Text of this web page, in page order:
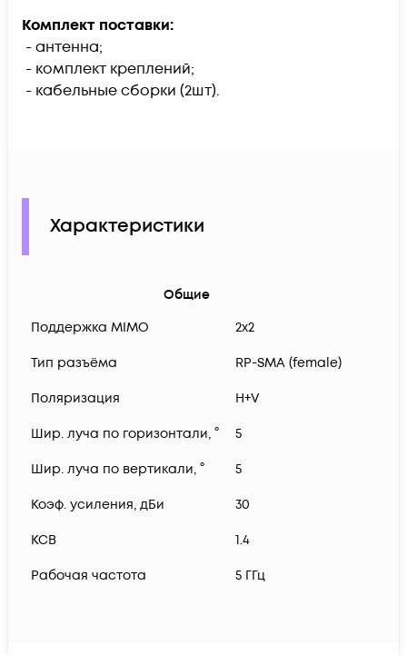
Комплект поставки:
- антенна;
- комплект креплений;
- кабельные сборки (2шт).
Характеристики
Общие
Поддержка MIMO
2x2
Тип разъёма RP-SMA (female)
Поляризация H+V
Шир. луча по горизонтали, ° 5
Шир. луча по вертикали, ° 5
Коэф. усиления, дБи 30
КСВ 1.4
Рабочая частота 5 ГГц